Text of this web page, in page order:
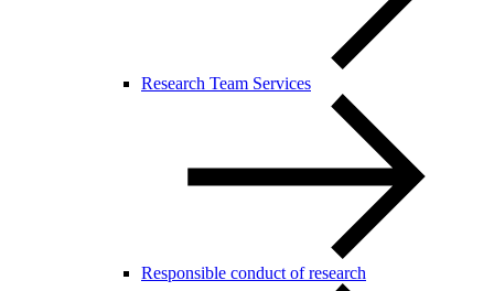
Research Team Services
Responsible conduct of research